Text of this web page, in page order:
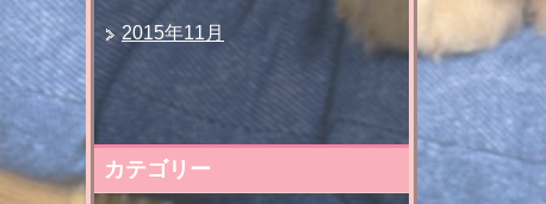
2015年11月
カテゴリー